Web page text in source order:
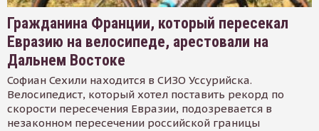
Гражданина Франции, который пересекал
Евразию на велосипеде, арестовали на
Дальнем Востоке
Софиан Сехили находится в СИЗО Уссурийска.
Велосипедист, который хотел поставить рекорд по
скорости пересечения Евразии, подозревается в
незаконном пересечении российской границы